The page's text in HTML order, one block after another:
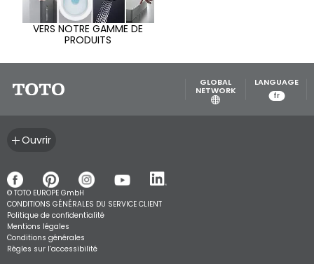
VERS NOTRE GAMME DE
PRODUITS
GLOBAL
NETWORK
LANGUAGE
fr
Ouvrir
© TOTO EUROPE GmbH
CONDITIONS GÉNÉRALES DU SERVICE CLIENT
Politique de confidentialité
Mentions légales
Conditions générales
Règles sur l’accessibilité